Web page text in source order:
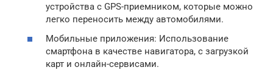
устройства с GPS-приемником, которые можно
легко переносить между автомобилями.
Мобильные приложения: Использование
смартфона в качестве навигатора, с загрузкой
карт и онлайн-сервисами.